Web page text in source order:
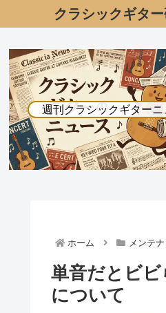
クラシックギタ
週刊クラシックギターニ
ホーム メンテ
単音だとビ
について